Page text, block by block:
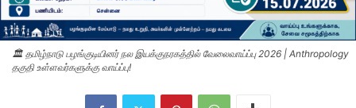
🏛️ தமிழ்நாடு பழங்குடியினர் நல இயக்குநரகத்தில் வேலைவாய்ப்பு 2026 | Anthropology
தகுதி உள்ளவர்களுக்கு வாய்ப்பு!